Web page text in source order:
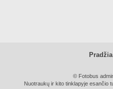
Pradžia
© Fotobus
Nuotraukų ir kito tinklapyje esančio